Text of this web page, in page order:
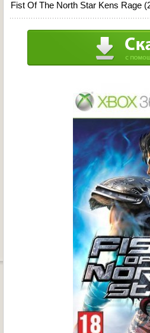
Fist Of The North Star Kens Rage